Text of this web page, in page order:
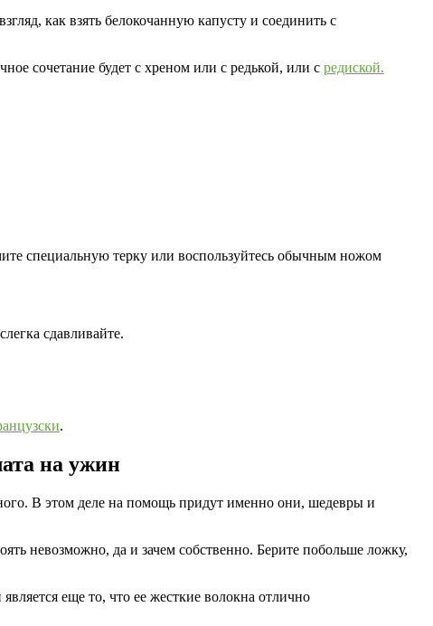
как взять белокочанную капусту и соединить с
сочетание будет с хреном или с редькой, или с редиской.
специальную терку или воспользуйтесь обычным ножом
сдавливайте.
.
на ужин
В этом деле на помощь придут именно они, шедевры и
невозможно, да и зачем собственно. Берите побольше ложку,
еще то, что ее жесткие волокна отлично